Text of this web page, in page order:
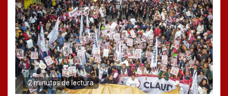
2 minutos de lectura